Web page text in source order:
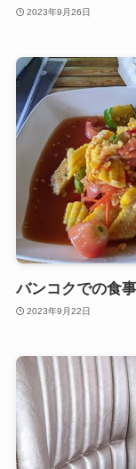
2023年9月26日
バンコクでの食事
2023年9月22日